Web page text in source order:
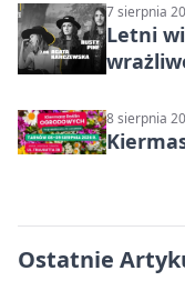
7 sierpnia
Letni
8 sierpnia
Ostatnie